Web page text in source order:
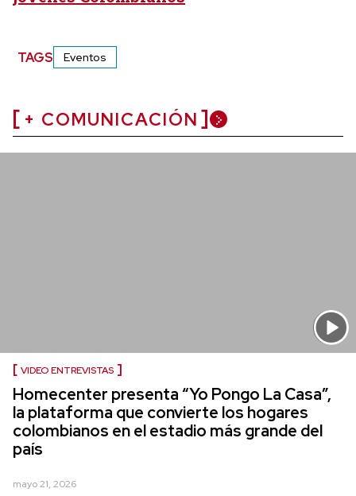
TAGS Eventos
+ COMUNICACIÓN
VIDEO ENTREVISTAS
Homecenter presenta “Yo Pongo La Casa”,
la plataforma que convierte los hogares
colombianos en el estadio más grande del
país
mayo 21, 2026